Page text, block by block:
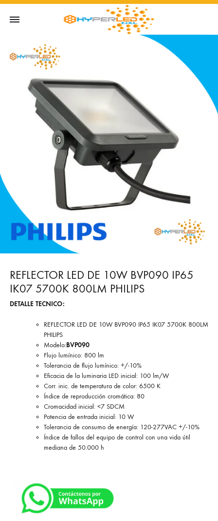
REFLECTOR LED DE 10W BVP090 IP65
IK07 5700K 800LM PHILIPS
DETALLE TECNICO:
REFLECTOR LED DE 10W BVP090 IP65 IK07 5700K 800LM
PHILIPS
Modelo:BVP090
Flujo lumínico: 800 lm
Tolerancia de flujo lumínico: +/-10%
Eficacia de la luminaria LED inicial: 100 lm/W
Corr. inic. de temperatura de color: 6500 K
Índice de reproducción cromática: 80
Cromacidad inicial: <7 SDCM
Potencia de entrada inicial: 10 W
Tolerancia de consumo de energía: 120-277VAC +/-10%
Índice de fallos del equipo de control con una vida útil
mediana de 50.000 h